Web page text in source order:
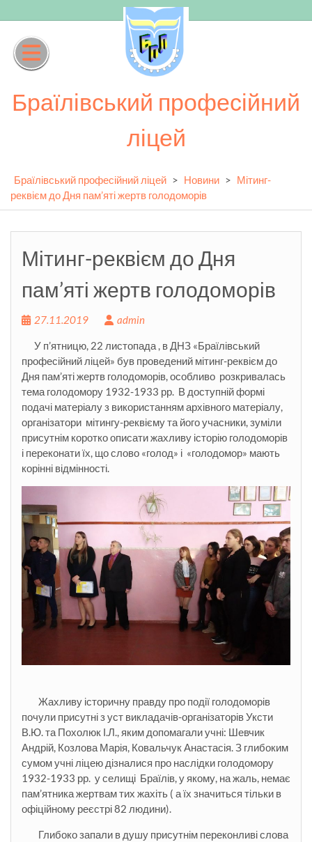
to
content
Браїлівський професійний
ліцей
Браїлівський професійний ліцей > Новини > Мітинг-
реквієм до Дня пам’яті жертв голодоморів
Мітинг-реквієм до Дня
пам’яті жертв голодоморів
27.11.2019 admin
У п’ятницю, 22 листопада , в ДНЗ «Браїлівський
професійний ліцей» був проведений мітинг-реквієм до
Дня пам’яті жертв голодоморів, особливо розкривалась
тема голодомору 1932-1933 рр. В доступній формі
подачі матеріалу з використанням архівного матеріалу,
організатори мітингу-реквієму та його учасники, зуміли
присутнім коротко описати жахливу історію голодоморів
і переконати їх, що слово «голод» і «голодомор» мають
корінні відмінності.
Жахливу історичну правду про події голодоморів
почули присутні з уст викладачів-організаторів Уксти
В.Ю. та Похолюк І.Л., яким допомагали учні: Шевчик
Андрій, Козлова Марія, Ковальчук Анастасія. З глибоким
сумом учні ліцею дізналися про наслідки голодомору
1932-1933 рр. у селищі Браїлів, у якому, на жаль, немає
пам’ятника жертвам тих жахіть ( а їх значиться тільки в
офіційному реєстрі 82 людини).
Глибоко запали в душу присутнім переконливі слова